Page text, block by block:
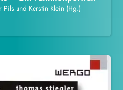
Pils und Kerstin Klein (Hg.)